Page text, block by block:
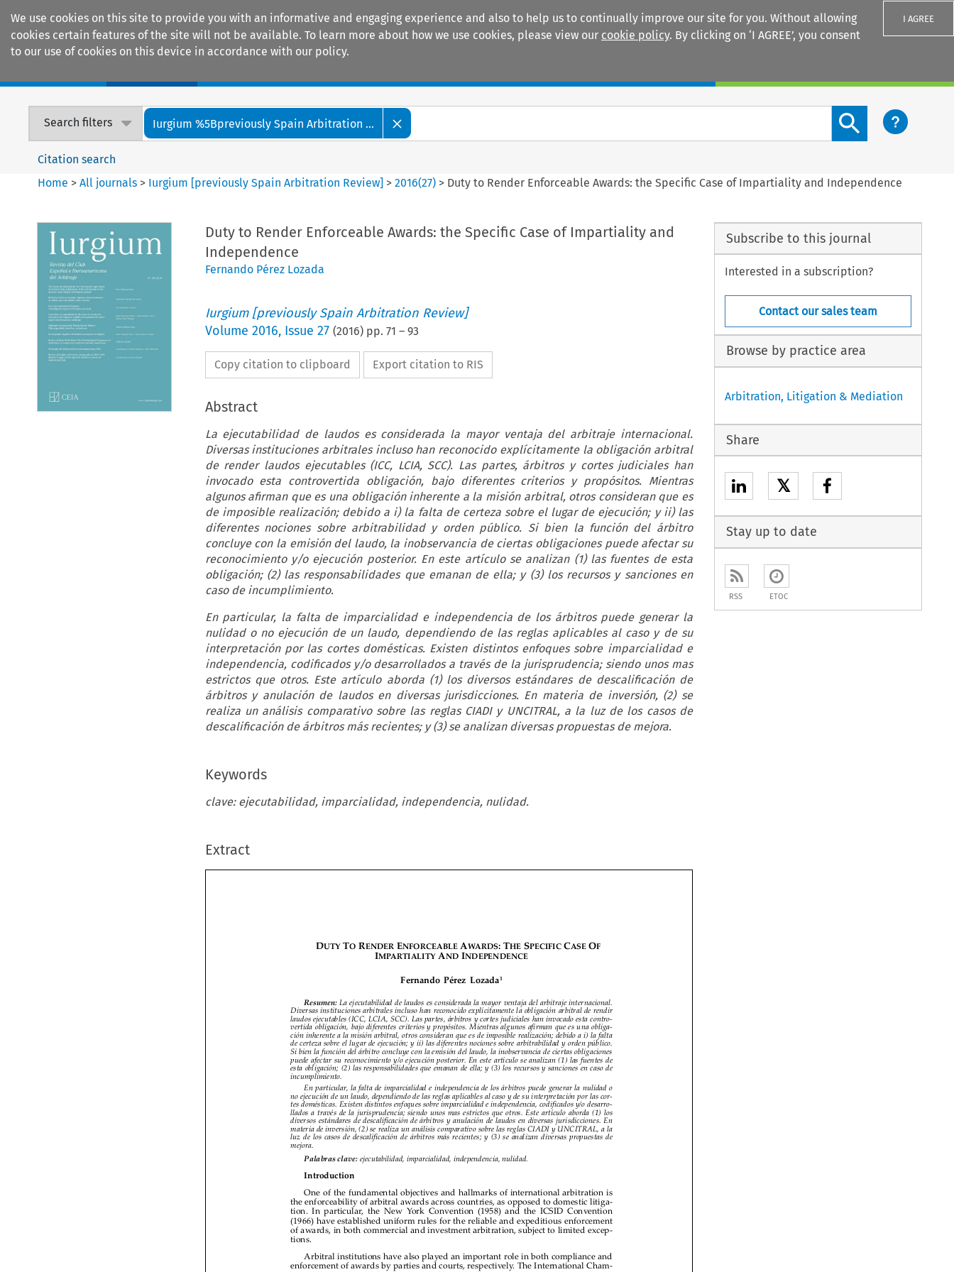
We use cookies on this site to provide you with an informative and engaging experience and also to help us to continually improve our site for you. Without allowing
cookies certain features of the site will not be available. To learn more about how we use cookies, please view our cookie policy. By clicking on ‘I AGREE’, you consent
to our use of cookies on this device in accordance with our policy.
I AGREE
Search filters Iurgium %5Bpreviously Spain Arbitration ...
Search content button
Citation search
Home >All journals > Iurgium [previously Spain Arbitration Review] >2016(27) > Duty to Render Enforceable Awards: the Specific Case of Impartiality and Independence
Duty to Render Enforceable Awards: the Specific Case of Impartiality and
Independence
Fernando Pérez Lozada
Iurgium [previously Spain Arbitration Review]
Volume 2016, Issue 27 (2016) pp. 71 – 93
Copy citation to clipboard Export citation to RIS
Abstract
La ejecutabilidad de laudos es considerada la mayor ventaja del arbitraje internacional.
Diversas instituciones arbitrales incluso han reconocido explícitamente la obligación arbitral
de render laudos ejecutables (ICC, LCIA, SCC). Las partes, árbitros y cortes judiciales han
invocado esta controvertida obligación, bajo diferentes criterios y propósitos. Mientras
algunos afirman que es una obligación inherente a la misión arbitral, otros consideran que es
de imposible realización; debido a i) la falta de certeza sobre el lugar de ejecución; y ii) las
diferentes nociones sobre arbitrabilidad y orden público. Si bien la función del árbitro
concluye con la emisión del laudo, la inobservancia de ciertas obligaciones puede afectar su
reconocimiento y/o ejecución posterior. En este artículo se analizan (1) las fuentes de esta
obligación; (2) las responsabilidades que emanan de ella; y (3) los recursos y sanciones en
caso de incumplimiento.
En particular, la falta de imparcialidad e independencia de los árbitros puede generar la
nulidad o no ejecución de un laudo, dependiendo de las reglas aplicables al caso y de su
interpretación por las cortes domésticas. Existen distintos enfoques sobre imparcialidad e
independencia, codificados y/o desarrollados a través de la jurisprudencia; siendo unos mas
estrictos que otros. Este artículo aborda (1) los diversos estándares de descalificación de
árbitros y anulación de laudos en diversas jurisdicciones. En materia de inversión, (2) se
realiza un análisis comparativo sobre las reglas CIADI y UNCITRAL, a la luz de los casos de
descalificación de árbitros más recientes; y (3) se analizan diversas propuestas de mejora.
Keywords
clave: ejecutabilidad, imparcialidad, independencia, nulidad.
Extract
               
     

 

















 









I MPARTIALITY AND INDEPENDENCE
Fernando Pérez Lozada 1
Resumen: La ejecutabilidad de laudos es considerada la mayor ventaja del arbitraje internacional.
Diversas instituciones arbitrales incluso han reconocido explícitamente la obligación arbitral de rendir
laudos ejecutables (ICC, LCIA, SCC). Las partes, árbitros y cortes judiciales han invocado esta contro-
vertida obligación, bajo diferentes criterios y propósitos. Mientras algunos afirman que es una obliga-
ción inherente a la misión arbitral, otros consideran que es de imposible realización; debido a i) la falta
de certeza sobre el lugar de ejecución; y ii) las diferentes nociones sobre arbitrabilidad y orden público.
Si bien la función del árbitro concluye con la emisión del laudo, la inobservancia de ciertas obligaciones
puede afectar su reconocimiento y/o ejecución posterior. En este artículo se analizan (1) las fuentes de
esta obligación; (2) las responsabilidades que emanan de ella; y (3) los recursos y sanciones en caso de
incumplimiento.
En particular, la falta de imparcialidad e independencia de los árbitros puede generar la nulidad o
no ejecución de un laudo, dependiendo de las reglas aplicables al caso y de su interpretación por las cor-
tes domésticas. Existen distintos enfoques sobre imparcialidad e independencia, codificados y/o desarro-
llados a través de la jurisprudencia; siendo unos mas estrictos que otros. Este artículo aborda (1) los
diversos estándares de descalificación de árbitros y anulación de laudos en diversas jurisdicciones. En
materia de inversión, (2) se realiza un análisis comparativo sobre las reglas CIADI y UNCITRAL, a la
Palabras clave:
ejecutabilidad, imparcialidad, independencia, nulidad.
Introduction
One of the fundamental objectives and hallmarks of international arbitration is
the enforceability of arbitral awards across countries, as opposed to domestic litiga-
tion.  In  particular,  the  New  York  Convention  (1958)  and  the  ICSID  Convention
(1966) have established uniform rules for the reliable and expeditious enforcement
of awards, in both commercial and investment arbitration, subject to limited excep-
tions.
ber  of  Commerce  (ICC)  has  clarified  that  arbitration  leads  ‘to  a  binding  decision
susceptible to enforcement 2
Consequently,  arbitration  users  have  a  reasonable
expectation  of  obtaining  an  award  capable  of  being  enforced,  since  the  contrary
Subscribe to this journal
Interested in a subscription?
Contact our sales team
Browse by practice area
Arbitration, Litigation & Mediation
Share
𝕏
Stay up to date
RSS ETOC